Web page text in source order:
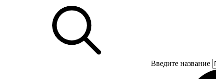
Введите название